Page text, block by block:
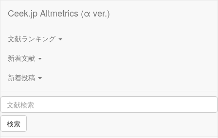
Ceek.jp Altmetrics (α ver.)
文献ランキング
新着文献
新着投稿
検索